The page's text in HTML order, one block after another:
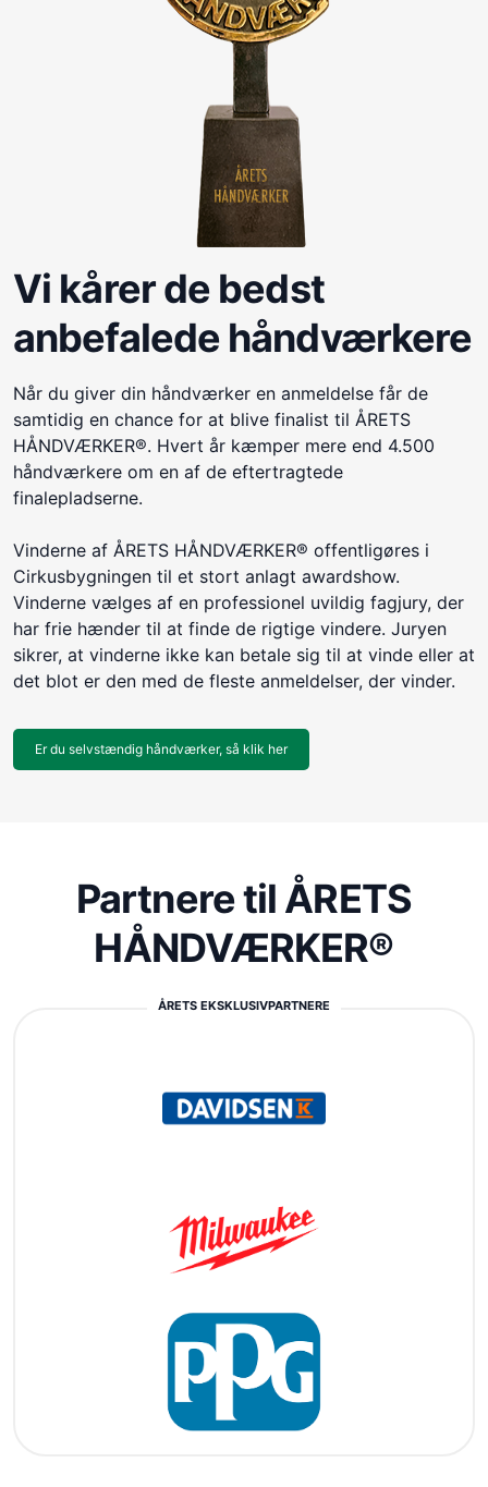
Vi kårer de bedst
anbefalede håndværkere
Når du giver din håndværker en anmeldelse får de
samtidig en chance for at blive finalist til ÅRETS
HÅNDVÆRKER®. Hvert år kæmper mere end 4.500
håndværkere om en af de eftertragtede
finalepladserne.
Vinderne af ÅRETS HÅNDVÆRKER® offentligøres i
Cirkusbygningen til et stort anlagt awardshow.
Vinderne vælges af en professionel uvildig fagjury, der
har frie hænder til at finde de rigtige vindere. Juryen
sikrer, at vinderne ikke kan betale sig til at vinde eller at
det blot er den med de fleste anmeldelser, der vinder.
Er du selvstændig håndværker, så klik her
Partnere til ÅRETS
HÅNDVÆRKER®
ÅRETS EKSKLUSIVPARTNERE